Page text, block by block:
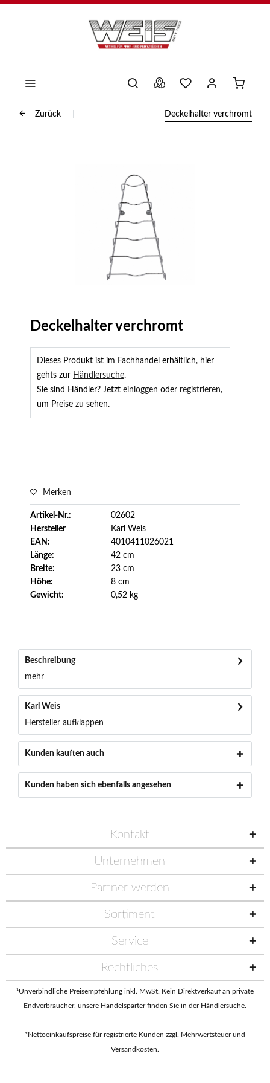
Zurück Deckelhalter verchromt
Deckelhalter verchromt
Dieses Produkt ist im Fachhandel erhältlich, hier
gehts zur Händlersuche.
Sie sind Händler? Jetzt einloggen oder registrieren,
um Preise zu sehen.
Merken
Artikel-Nr.:
02602
Hersteller
Karl Weis
EAN:
4010411026021
Länge:
42 cm
Breite:
23 cm
Höhe:
8 cm
Gewicht:
0,52 kg
Beschreibung
mehr
Karl Weis
Hersteller aufklappen
Kunden kauften auch
Kunden haben sich ebenfalls angesehen
Rechtliches
Unternehmen
Partner werden
Kontakt
Sortiment
Service
¹Unverbindliche Preisempfehlung inkl. MwSt. Kein Direktverkauf an private
Endverbraucher, unsere Handelsparter finden Sie in der Händlersuche
*Nettoeinkaufspreise für registrierte Kunden zzgl. Mehrwertsteuer und
Versandkosten.